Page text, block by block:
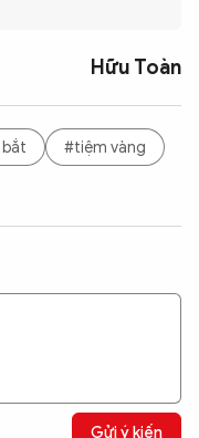
Hữu Toàn
#tiệm vàng
Gửi ý kiến